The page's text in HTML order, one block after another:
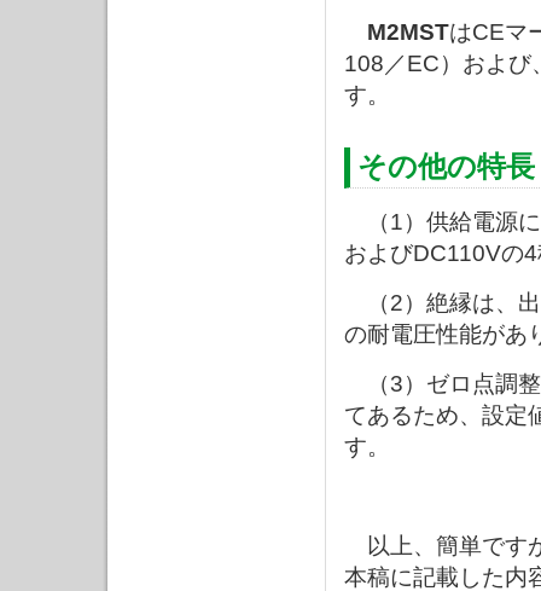
M2MSTはCEマ
108／EC）および
す。
その他の特長
（1）供給電源
およびDC110Vの
（2）絶縁は、
の耐電圧性能があ
（3）ゼロ点調
てあるため、設定
す。
以上、簡単です
本稿に記載した内